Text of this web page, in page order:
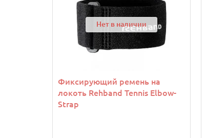
Нет в наличии
Фиксирующий ремень на
локоть Rehband Tennis Elbow-
Strap